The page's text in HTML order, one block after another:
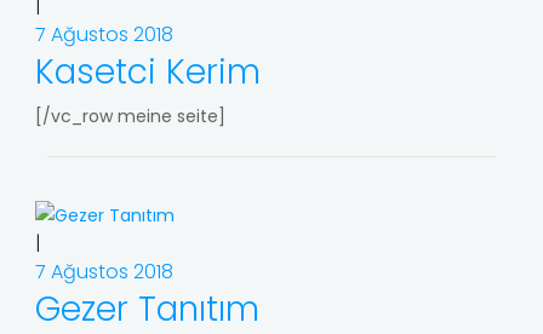
7 Ağustos 2018
Kasetci Kerim
[/vc_row meine seite]
|
7 Ağustos 2018
Gezer Tanıtım